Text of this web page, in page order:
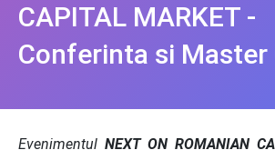
CAPITAL MARKET -
Conferinta si Master
Evenimentul NEXT ON ROMANIAN